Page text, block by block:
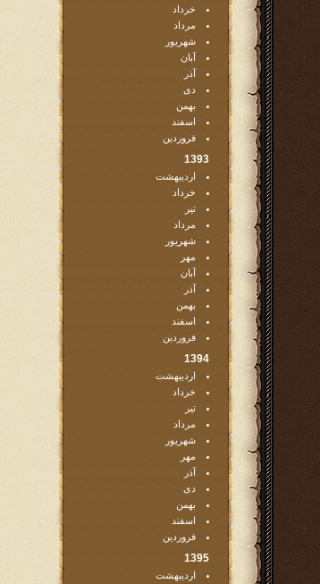
خرداد
مرداد
شهریور
آبان
آذر
دی
بهمن
اسفند
فروردین
1393
اردیبهشت
خرداد
تیر
مرداد
شهریور
مهر
آبان
آذر
بهمن
اسفند
فروردین
1394
اردیبهشت
خرداد
تیر
مرداد
شهریور
مهر
آذر
دی
بهمن
اسفند
فروردین
1395
اردیبهشت